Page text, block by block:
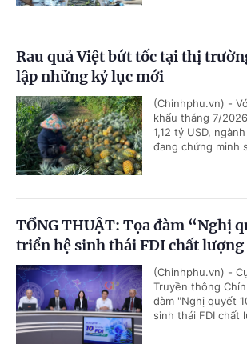
Rau quả Việt bứt tốc tại thị
lập những kỷ lục mới
(Chinhphu.vn) -
khẩu tháng 7/
1,12 tỷ USD,
đang chứng minh
TỔNG THUẬT: Tọa đàm “Nghị
triển hệ sinh thái FDI chất lượng
(Chinhphu.vn) -
Truyền thông
đàm "Nghị quyết
sinh thái FDI chất